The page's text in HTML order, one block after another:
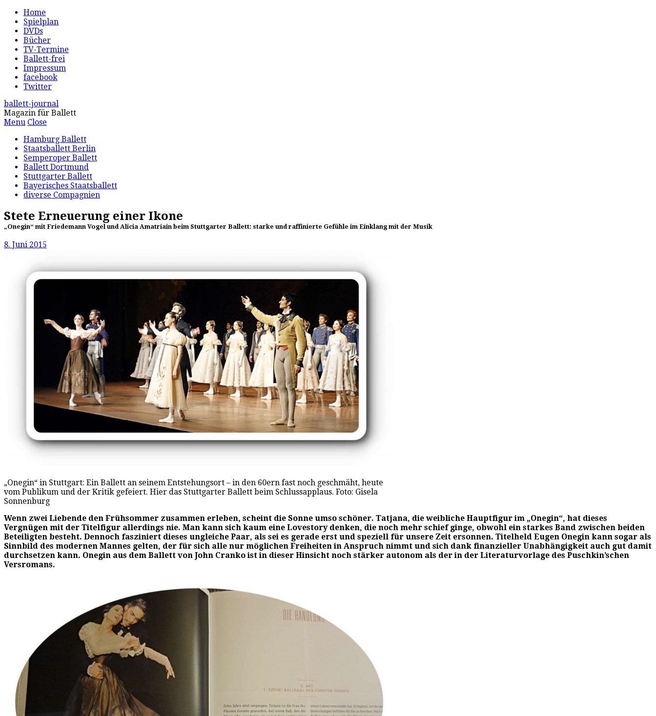
Home
Spielplan
DVDs
Bücher
TV-Termine
Ballett-frei
Impressum
facebook
Twitter
ballett-journal
Magazin für Ballett
Menu Close
Hamburg Ballett
Staatsballett Berlin
Semperoper Ballett
Ballett Dortmund
Stuttgarter Ballett
Bayerisches Staatsballett
diverse Compagnien
Stete Erneuerung einer Ikone
„Onegin“ mit Friedemann Vogel und Alicia Amatriain beim Stuttgarter Ballett: starke und raffinierte Gefühle im Einklang mit der Musik
8. Juni 2015
„Onegin“ in Stuttgart: Ein Ballett an seinem Entstehungsort – in den 60ern fast noch geschmäht, heute
vom Publikum und der Kritik gefeiert. Hier das Stuttgarter Ballett beim Schlussapplaus. Foto: Gisela
Sonnenburg
Wenn zwei Liebende den Frühsommer zusammen erleben, scheint die Sonne umso schöner. Tatjana, die weibliche Hauptfigur im „Onegin“, hat dieses
Vergnügen mit der Titelfigur allerdings nie. Man kann sich kaum eine Lovestory denken, die noch mehr schief ginge, obwohl ein starkes Band zwischen beiden
Beteiligten besteht. Dennoch fasziniert dieses ungleiche Paar, als sei es gerade erst und speziell für unsere Zeit ersonnen. Titelheld Eugen Onegin kann sogar als
Sinnbild des modernen Mannes gelten, der für sich alle nur möglichen Freiheiten in Anspruch nimmt und sich dank finanzieller Unabhängigkeit auch gut damit
durchsetzen kann. Onegin aus dem Ballett von John Cranko ist in dieser Hinsicht noch stärker autonom als der in der Literaturvorlage des Puschkin’schen
Versromans.